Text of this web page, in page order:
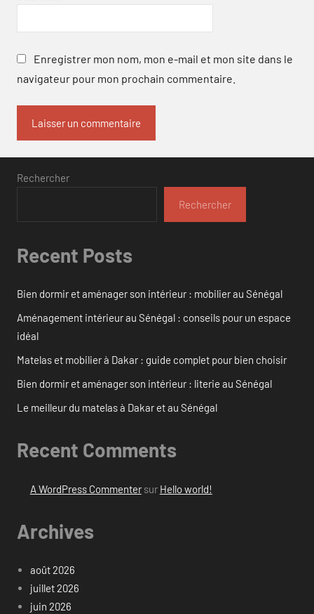
Enregistrer mon nom, mon e-mail et mon site dans le
navigateur pour mon prochain commentaire.
Rechercher
Rechercher
Recent Posts
Bien dormir et aménager son intérieur : mobilier au Sénégal
Aménagement intérieur au Sénégal : conseils pour un espace
idéal
Matelas et mobilier à Dakar : guide complet pour bien choisir
Bien dormir et aménager son intérieur : literie au Sénégal
Le meilleur du matelas à Dakar et au Sénégal
Recent Comments
A WordPress Commentersur Hello world!
Archives
août 2026
juillet 2026
juin 2026